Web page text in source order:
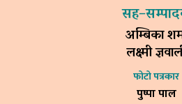
अम्बिका
लक्ष्मी
फोटो पत्रकार
पुष्पा पाल